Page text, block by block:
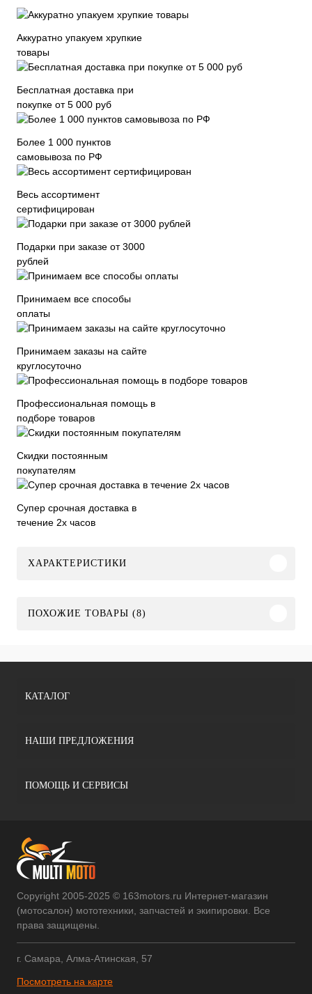
Аккуратно упакуем хрупкие
товары
Бесплатная доставка при
покупке от 5 000 руб
Более 1 000 пунктов
самовывоза по РФ
Весь ассортимент
сертифицирован
Подарки при заказе от 3000
рублей
Принимаем все способы
оплаты
Принимаем заказы на сайте
круглосуточно
Профессиональная помощь в
подборе товаров
Скидки постоянным
покупателям
Супер срочная доставка в
течение 2х часов
ХАРАКТЕРИСТИКИ
ПОХОЖИЕ ТОВАРЫ (8)
КАТАЛОГ
НАШИ ПРЕДЛОЖЕНИЯ
ПОМОЩЬ И СЕРВИСЫ
Copyright 2005-2025 © 163motors.ru Интернет-магазин
(мотосалон) мототехники, запчастей и экипировки. Все
права защищены.
г. Самара, Алма-Атинская, 57
Посмотреть на карте